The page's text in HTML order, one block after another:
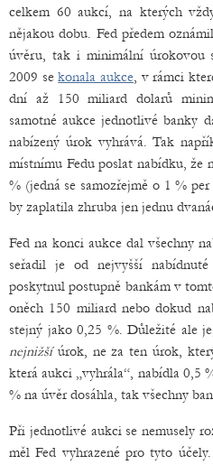
celkem 60 aukcí, na kterých
nějakou dobu. Fed předem
úvěru, tak i minimální úrokovou
2009 sekonala aukce, v rámci
dní až 150 miliard dolarů
samotné aukce jednotlivé banky
nabízený úrok vyhrává. Tak
místnímu Fedu poslat nabídku, že
% (jedná se samozřejmě o 1 %
by zaplatila zhruba jen jednu
Fed na konci aukce dal všechny
seřadil je od nejvyšší
poskytnul postupně bankám v
oněch 150 miliard nebo dokud
stejný jako 0,25 %. Důležité ale
nejnižšíúrok, ne za ten úrok,
která aukci „vyhrála“, nabídla 0,5
% na úvěr dosáhla, tak všechny
Při jednotlivé aukci se nemusely
měl Fed vyhrazené pro tyto